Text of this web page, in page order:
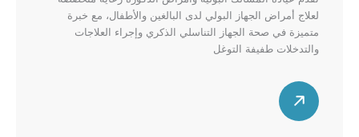
ل
ى
م
خ
ط
ط
ل
ل
ي
ي
ن
لعلاج أمراض الجهاز البولي لدى البالغين والأطفال، مع خبرة
متميزة في صحة الجهاز التناسلي الذكري وإجراء العلاجات
والتدخلات طفيفة التوغل
س
ه